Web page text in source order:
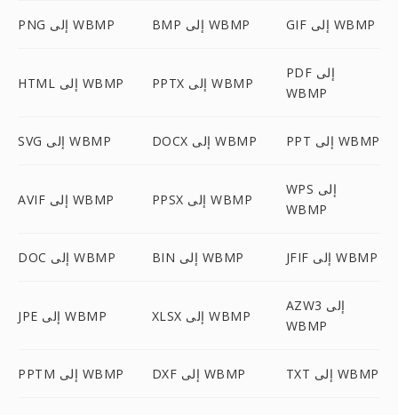
PNG إلى WBMP BMP إلى WBMP GIF إلى WBMP
HTML إلى WBMP PPTX إلى WBMP
PDF إلى
WBMP
SVG إلى WBMP DOCX إلى WBMP PPT إلى WBMP
AVIF إلى WBMP PPSX إلى WBMP
WPS إلى
WBMP
DOC إلى WBMP BIN إلى WBMP JFIF إلى WBMP
JPE إلى WBMP XLSX إلى WBMP
AZW3 إلى
WBMP
PPTM إلى WBMP DXF إلى WBMP TXT إلى WBMP